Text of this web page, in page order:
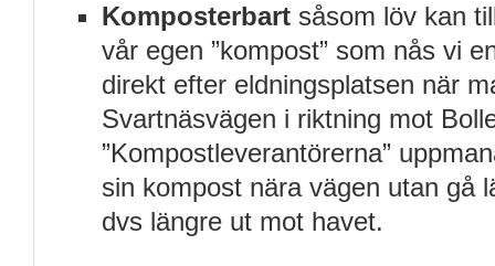
Komposterbart såsom löv kan
vår egen ”kompost” som nås vi
direkt efter eldningsplatsen när
Svartnäsvägen i riktning mot
”Kompostleverantörerna”
sin kompost nära vägen utan gå
dvs längre ut mot havet.